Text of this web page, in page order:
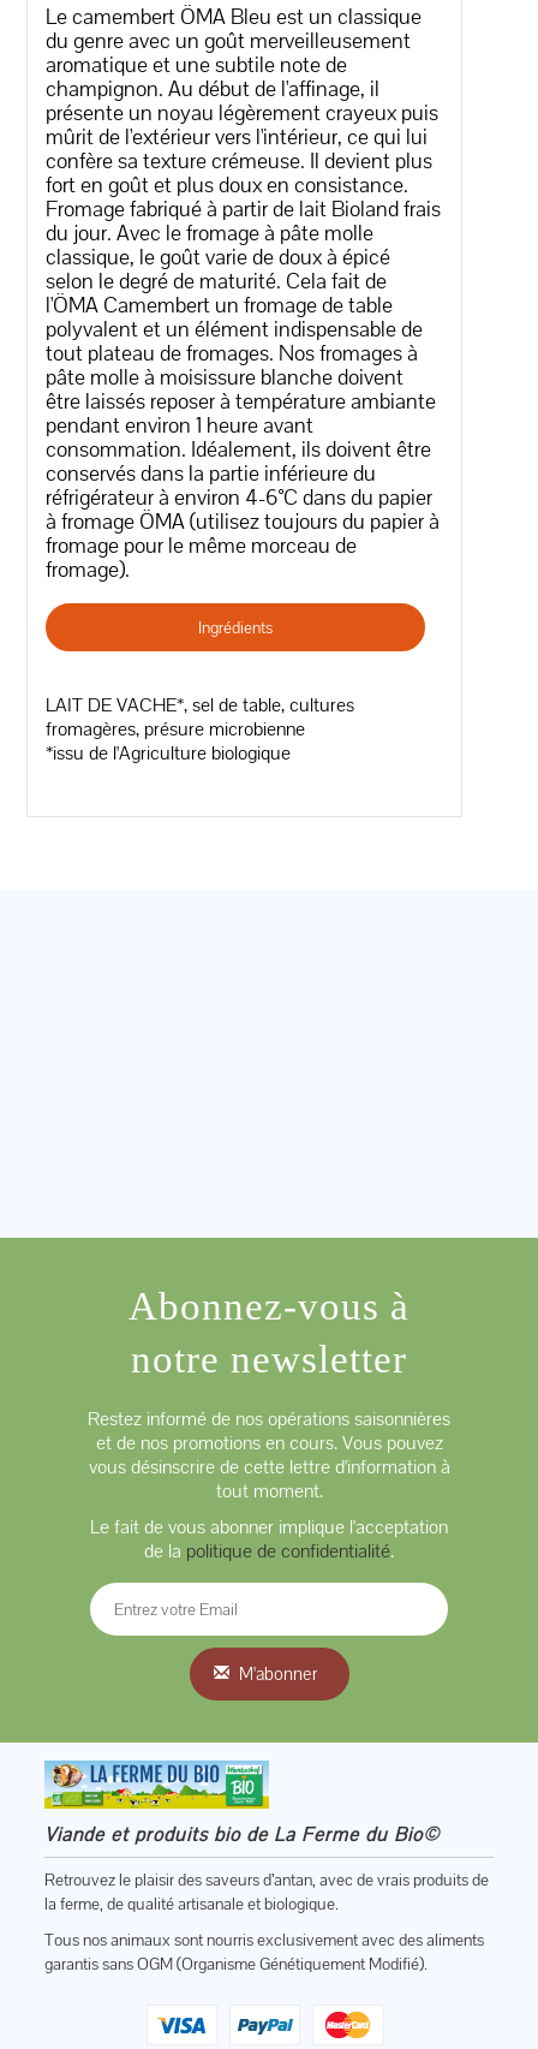
Le camembert ÖMA Bleu est un classique
du genre avec un goût merveilleusement
aromatique et une subtile note de
champignon. Au début de l'affinage, il
présente un noyau légèrement crayeux puis
mûrit de l'extérieur vers l'intérieur, ce qui lui
confère sa texture crémeuse. Il devient plus
fort en goût et plus doux en consistance.
Fromage fabriqué à partir de lait Bioland frais
du jour. Avec le fromage à pâte molle
classique, le goût varie de doux à épicé
selon le degré de maturité. Cela fait de
l'ÖMA Camembert un fromage de table
polyvalent et un élément indispensable de
tout plateau de fromages. Nos fromages à
pâte molle à moisissure blanche doivent
être laissés reposer à température ambiante
pendant environ 1 heure avant
consommation. Idéalement, ils doivent être
conservés dans la partie inférieure du
réfrigérateur à environ 4-6°C dans du papier
à fromage ÖMA (utilisez toujours du papier à
fromage pour le même morceau de
fromage).
Ingrédients
LAIT DE VACHE*, sel de table, cultures
fromagères, présure microbienne
*issu de l'Agriculture biologique
Abonnez-vous à
notre newsletter
Restez informé de nos opérations saisonnières
et de nos promotions en cours. Vous pouvez
vous désinscrire de cette lettre d'information à
tout moment.
Le fait de vous abonner implique l'acceptation
de la politique de confidentialité.
M'abonner
Viande et produits bio de La Ferme du Bio©
Retrouvez le plaisir des saveurs d’antan, avec de vrais produits de
la ferme, de qualité artisanale et biologique.
Tous nos animaux sont nourris exclusivement avec des aliments
garantis sans OGM (Organisme Génétiquement Modifié).